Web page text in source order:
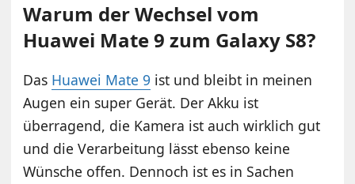
Warum der Wechsel vom
Huawei Mate 9 zum Galaxy S8?
Das Huawei Mate 9 ist und bleibt in meinen
Augen ein super Gerät. Der Akku ist
überragend, die Kamera ist auch wirklich gut
und die Verarbeitung lässt ebenso keine
Wünsche offen. Dennoch ist es in Sachen